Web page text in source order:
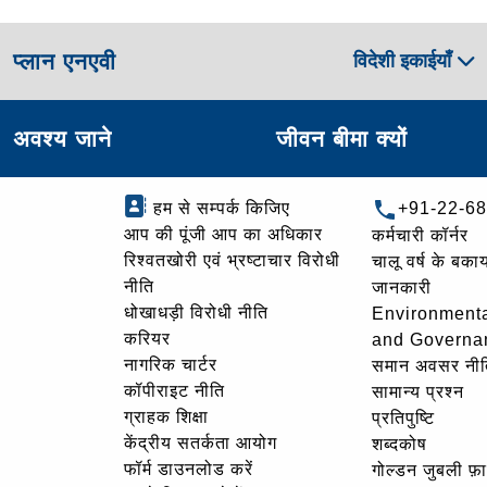
प्लान एनएवी विदेशी इकाईयाँ
अवश्य जाने जीवन बीमा क्यों
हम से सम्पर्क किजिए
आप की पूंजी आप का अधिकार
रिश्वतखोरी एवं भ्रष्टाचार विरोधी
नीति
धोखाधड़ी विरोधी नीति
करियर
नागरिक चार्टर
कॉपीराइट नीति
ग्राहक शिक्षा
केंद्रीय सतर्कता आयोग
फॉर्म डाउनलोड करें
+91-22-
कर्मचारी कॉर्नर
चालू वर्ष के
जानकारी
and
समान अवसर
सामान्य प्रश्न
प्रतिपुष्टि
शब्दकोष
गोल्‍डन जुबली